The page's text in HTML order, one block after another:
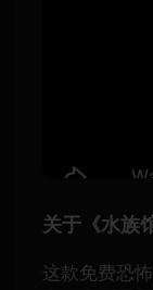
关于《水族
这款免费恐